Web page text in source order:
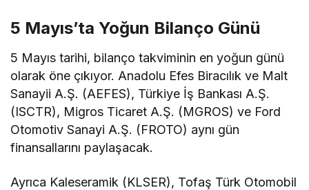
5 Mayıs’ta Yoğun Bilanço Günü
5 Mayıs tarihi, bilanço takviminin en yoğun günü
olarak öne çıkıyor. Anadolu Efes Biracılık ve Malt
Sanayii A.Ş. (AEFES), Türkiye İş Bankası A.Ş.
(ISCTR), Migros Ticaret A.Ş. (MGROS) ve Ford
Otomotiv Sanayi A.Ş. (FROTO) aynı gün
finansallarını paylaşacak.
Ayrıca Kaleseramik (KLSER), Tofaş Türk Otomobil